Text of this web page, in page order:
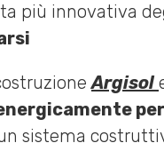
più innovativa
Argisol
sistema